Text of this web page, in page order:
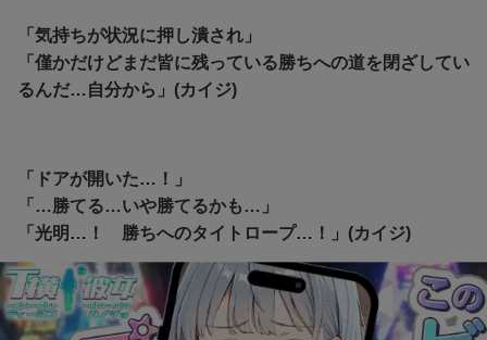
「気持ちが状況に押し潰され」
「僅かだけどまだ皆に残っている勝ちへの道を閉ざしてい
るんだ…自分から」(カイジ)
「ドアが開いた…！」
「…勝てる…いや勝てるかも…」
「光明…！
勝ちへのタイトロープ…！」(カイジ)